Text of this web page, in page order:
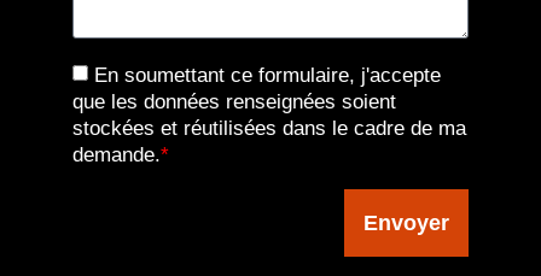
En soumettant ce formulaire, j'accepte
que les données renseignées soient
stockées et réutilisées dans le cadre de ma
demande.*
Envoyer